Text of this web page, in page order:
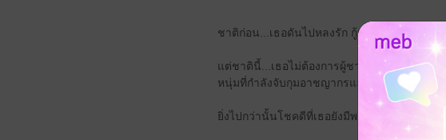
ชาติก่อน...เธอดันไปหลงรัก กู้หมิงเฟิง จนยอมเ
แต่ชาตินี้...เธอไม่ต้องการผู้ชายเฮงซวยคนนั้นอี
หนุ่มที่กำลังจับกุมอาชญากรและนั่นคือจุดเริ่มต้
ยิ่งไปกว่านั้นโชคดีที่เธอยังมีพรสวรรค์พิเศษใ